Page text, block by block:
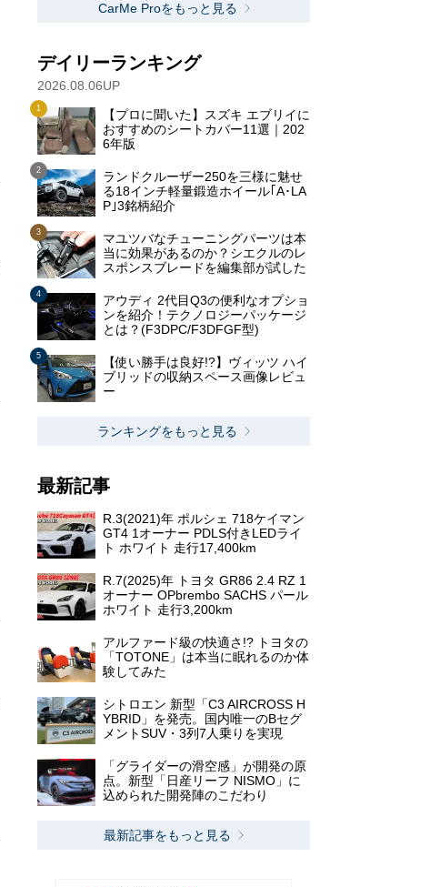
CarMe Proをもっと見る
デイリーランキング
2026.08.06UP
【プロに聞いた】スズキ エブリイに
おすすめのシートカバー11選｜202
6年版
ランドクルーザー250を三様に魅せ
る18インチ軽量鍛造ホイール｢A･LA
P｣3銘柄紹介
マユツバなチューニングパーツは本
当に効果があるのか？シエクルのレ
スポンスブレードを編集部が試した
アウディ 2代目Q3の便利なオプショ
ンを紹介！テクノロジーパッケージ
とは？(F3DPC/F3DFGF型)
【使い勝手は良好!?】ヴィッツ ハイ
ブリッドの収納スペース画像レビュ
ー
ランキングをもっと見る
最新記事
R.3(2021)年 ポルシェ 718ケイマン
GT4 1オーナー PDLS付きLEDライ
ト ホワイト 走行17,400km
R.7(2025)年 トヨタ GR86 2.4 RZ 1
オーナー OPbrembo SACHS パール
ホワイト 走行3,200km
アルファード級の快適さ!? トヨタの
「TOTONE」は本当に眠れるのか体
験してみた
シトロエン 新型「C3 AIRCROSS H
YBRID」を発売。国内唯一のBセグ
メントSUV・3列7人乗りを実現
「グライダーの滑空感」が開発の原
点。新型「日産リーフ NISMO」に
込められた開発陣のこだわり
最新記事をもっと見る